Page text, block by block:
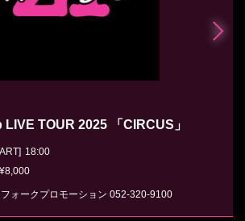
TOUR 2025 「CIRCUS」
18:00
ォークプロモーション 052-320-9100